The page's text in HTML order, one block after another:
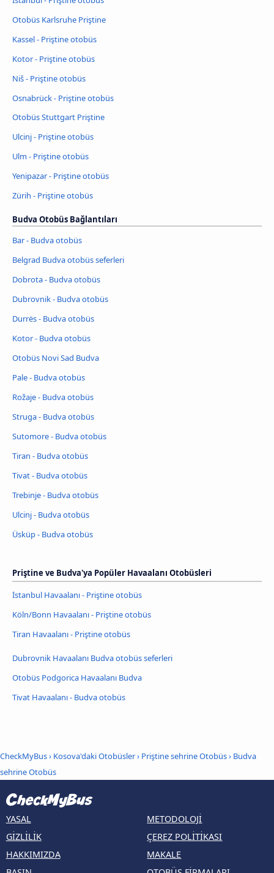
Otobüs Karlsruhe Priştine
Kassel - Priştine otobüs
Kotor - Priştine otobüs
Niš - Priştine otobüs
Osnabrück - Priştine otobüs
Otobüs Stuttgart Priştine
Ulcinj - Priştine otobüs
Ulm - Priştine otobüs
Yenipazar - Priştine otobüs
Zürih - Priştine otobüs
Budva Otobüs Bağlantıları
Bar - Budva otobüs
Belgrad Budva otobüs seferleri
Dobrota - Budva otobüs
Dubrovnik - Budva otobüs
Durrës - Budva otobüs
Kotor - Budva otobüs
Otobüs Novi Sad Budva
Pale - Budva otobüs
Rožaje - Budva otobüs
Struga - Budva otobüs
Sutomore - Budva otobüs
Tiran - Budva otobüs
Tivat - Budva otobüs
Trebinje - Budva otobüs
Ulcinj - Budva otobüs
Üsküp - Budva otobüs
Priştine ve Budva'ya Popüler Havaalanı Otobüsleri
İstanbul Havaalanı - Priştine otobüs
Köln/Bonn Havaalanı - Priştine otobüs
Tiran Havaalanı - Priştine otobüs
Dubrovnik Havaalanı Budva otobüs seferleri
Otobüs Podgorica Havaalanı Budva
Tivat Havaalanı - Budva otobüs
CheckMyBus› Kosova'daki Otobüsler› Priştine sehrine Otobüs› Budva
sehrine Otobüs
YASAL
GIZLILIK
HAKKIMIZDA
METODOLOJI
ÇEREZ POLITIKASI
MAKALE